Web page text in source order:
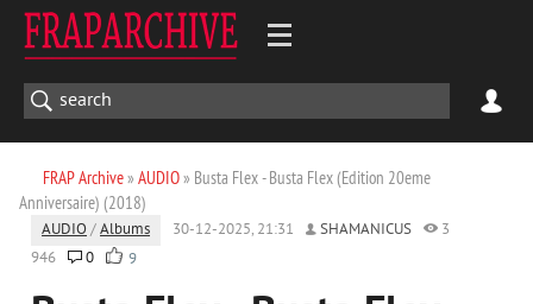
FRAP Archive» AUDIO» Busta Flex - Busta Flex (Edition 20eme
Anniversaire) (2018)
AUDIO /Albums 30-12-2025, 21:31 SHAMANICUS
3
946
0 9